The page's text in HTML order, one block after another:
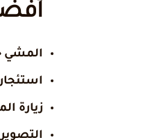
المشي
زيارة